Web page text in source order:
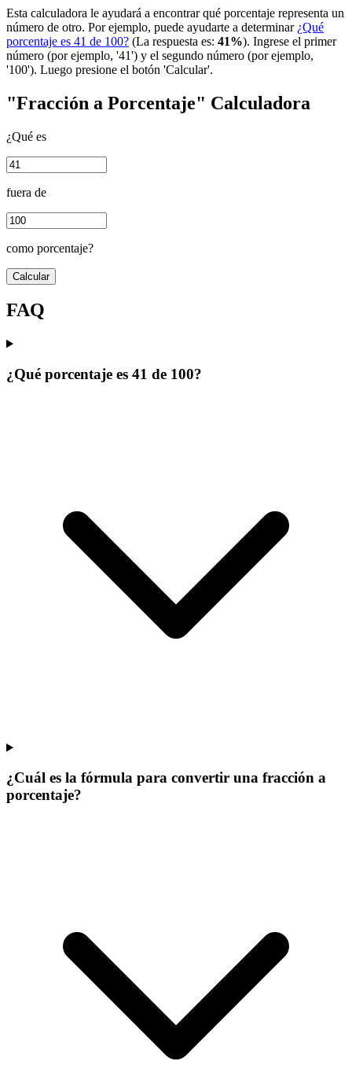
Esta calculadora le ayudará a encontrar qué porcentaje representa un
número de otro. Por ejemplo, puede ayudarte a determinar ¿Qué
porcentaje es 41 de 100? (La respuesta es: 41%). Ingrese el primer
número (por ejemplo, '41') y el segundo número (por ejemplo,
'100'). Luego presione el botón 'Calcular'.
"Fracción a Porcentaje" Calculadora
¿Qué es
fuera de
como porcentaje?
Calcular
FAQ
¿Qué porcentaje es 41 de 100?
¿Cuál es la fórmula para convertir una fracción a
porcentaje?